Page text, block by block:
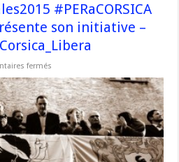
#PERaCORSICA
son initiative –
fermés
#Territoriales2015
#PERaCORSICA
@Gilles_Simeoni
présente
son
initiative
–
@FemuACorsica
@Corsica_Libera